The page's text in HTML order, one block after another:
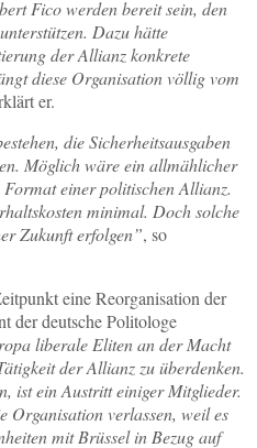
Fico werden bereit sein, den
Dazu hätte
der Allianz konkrete
diese Organisation völlig vom
er.
die Sicherheitsausgaben
Möglich wäre ein allmählicher
einer politischen Allianz.
minimal. Doch solche
Zukunft erfolgen”, so
eine Reorganisation der
der deutsche Politologe
liberale Eliten an der Macht
der Allianz zu überdenken.
ist ein Austritt einiger Mitglieder.
Organisation verlassen, weil es
mit Brüssel in Bezug auf